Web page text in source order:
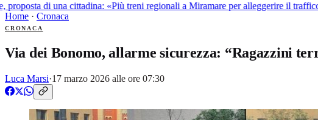
di una cittadina: «Più treni regionali a Miramare per alleggerire il
Home · Cronaca
CRONACA
Via dei Bonomo, allarme sicurezza: “Ragazzini
Luca Marsi·17 marzo 2026 alle ore 07:30